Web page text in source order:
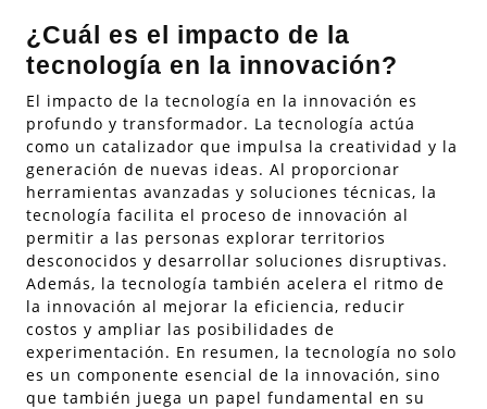
¿Cuál es el impacto de la
tecnología en la innovación?
El impacto de la tecnología en la innovación es
profundo y transformador. La tecnología actúa
como un catalizador que impulsa la creatividad y la
generación de nuevas ideas. Al proporcionar
herramientas avanzadas y soluciones técnicas, la
tecnología facilita el proceso de innovación al
permitir a las personas explorar territorios
desconocidos y desarrollar soluciones disruptivas.
Además, la tecnología también acelera el ritmo de
la innovación al mejorar la eficiencia, reducir
costos y ampliar las posibilidades de
experimentación. En resumen, la tecnología no solo
es un componente esencial de la innovación, sino
que también juega un papel fundamental en su